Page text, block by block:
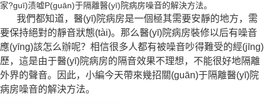
家?guī)渍嘘P(guān)于隔離醫(yī)院病房噪音的解決方法。
我們都知道，醫(yī)院病房是一個極其需要安靜的地方，需
要保持絕對的靜音狀態(tài)。那么醫(yī)院病房裝修以后有噪音
應(yīng)該怎么辦呢？相信很多人都有被噪音吵得難受的經(jīng)
歷，這是由于醫(yī)院病房的隔音效果不理想，不能很好地隔離
外界的聲音。因此，小編今天帶來幾招關(guān)于隔離醫(yī)院
病房噪音的解決方法。